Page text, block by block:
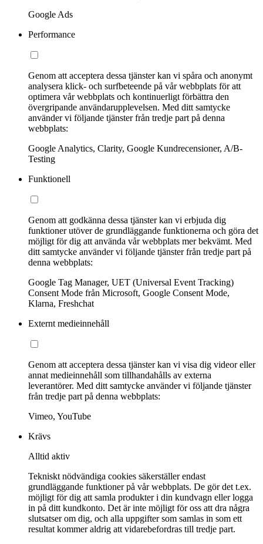
Google Ads
Performance
Genom att acceptera dessa tjänster kan vi spåra och anonymt
analysera klick- och surfbeteende på vår webbplats för att
optimera vår webbplats och kontinuerligt förbättra den
övergripande användarupplevelsen. Med ditt samtycke
använder vi följande tjänster från tredje part på denna
webbplats:
Google Analytics, Clarity, Google Kundrecensioner, A/B-
Testing
Funktionell
Genom att godkänna dessa tjänster kan vi erbjuda dig
funktioner utöver de grundläggande funktionerna och göra det
möjligt för dig att använda vår webbplats mer bekvämt. Med
ditt samtycke använder vi följande tjänster från tredje part på
denna webbplats:
Google Tag Manager, UET (Universal Event Tracking)
Consent Mode från Microsoft, Google Consent Mode,
Klarna, Freshchat
Externt medieinnehåll
Genom att acceptera dessa tjänster kan vi visa dig videor eller
annat medieinnehåll som tillhandahålls av externa
leverantörer. Med ditt samtycke använder vi följande tjänster
från tredje part på denna webbplats:
Vimeo, YouTube
Krävs
Alltid aktiv
Tekniskt nödvändiga cookies säkerställer endast
grundläggande funktioner på vår webbplats. De gör det t.ex.
möjligt för dig att samla produkter i din kundvagn eller logga
in på ditt kundkonto. Det är inte möjligt för oss att dra några
slutsatser om dig, och alla uppgifter som samlas in som ett
resultat kommer aldrig att vidarebefordras till tredje part.